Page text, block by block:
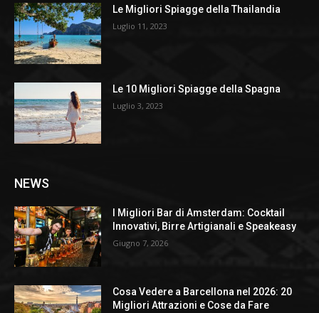
Le Migliori Spiagge della Thailandia
Luglio 11, 2023
Le 10 Migliori Spiagge della Spagna
Luglio 3, 2023
NEWS
I Migliori Bar di Amsterdam: Cocktail
Innovativi, Birre Artigianali e Speakeasy
Giugno 7, 2026
Cosa Vedere a Barcellona nel 2026: 20
Migliori Attrazioni e Cose da Fare